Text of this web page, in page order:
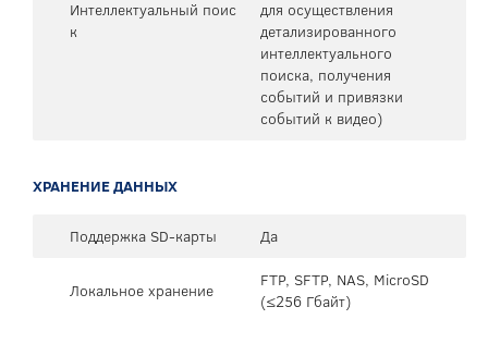
Интеллектуальный поис
к
для осуществления
детализированного
интеллектуального
поиска, получения
событий и привязки
событий к видео)
ХРАНЕНИЕ ДАННЫХ
Поддержка SD-карты Да
Локальное хранение
FTP, SFTP, NAS, MicroSD
(≤256 Гбайт)